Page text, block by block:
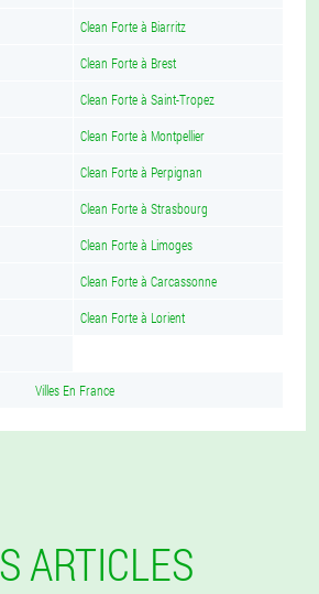
Clean Forte à Biarritz
Clean Forte à Brest
Clean Forte à Saint-Tropez
Clean Forte à Montpellier
Clean Forte à Perpignan
Clean Forte à Strasbourg
Clean Forte à Limoges
Clean Forte à Carcassonne
Clean Forte à Lorient
Villes En France
ARTICLES